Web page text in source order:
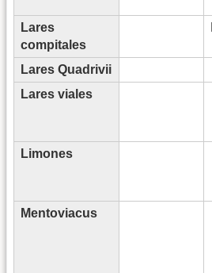
Lares
compitales
Lares Quadrivii
Lares viales
Limones
Mentoviacus